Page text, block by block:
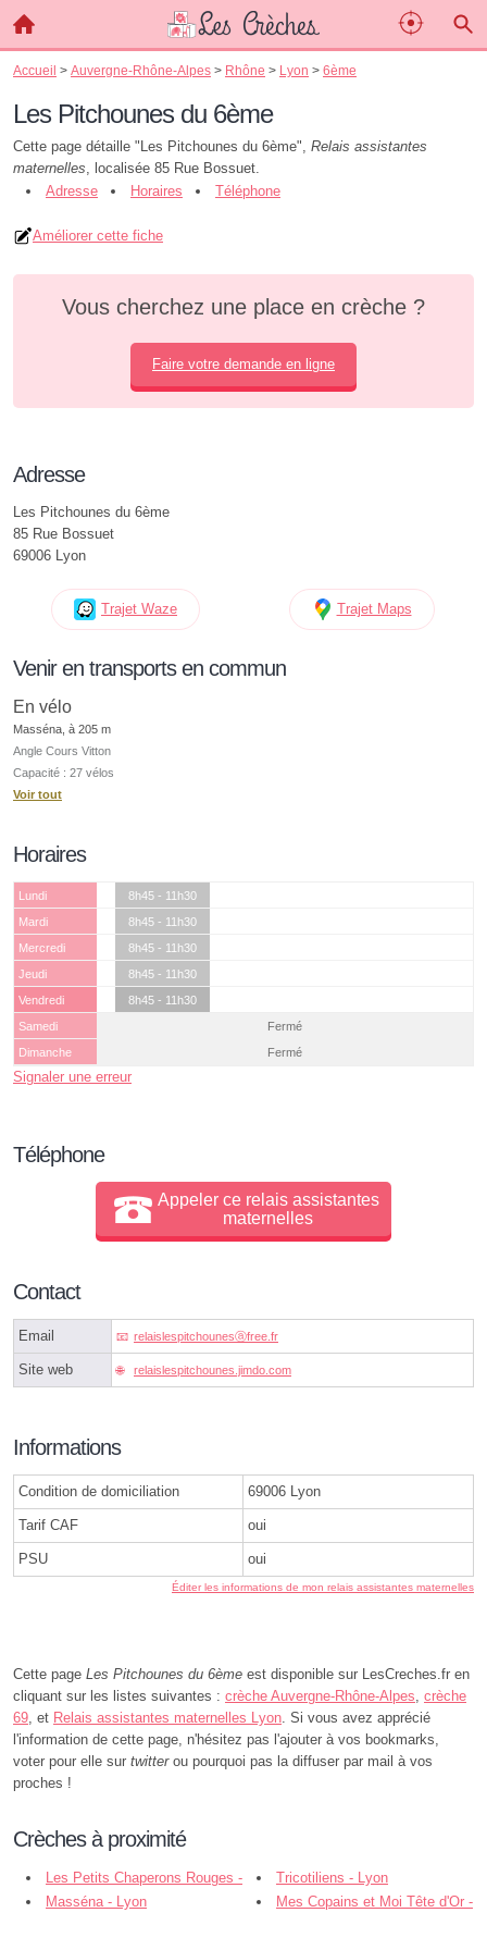
Accueil > Auvergne-Rhône-Alpes > Rhône > Lyon > 6ème
Les Pitchounes du 6ème
Cette page détaille "Les Pitchounes du 6ème", Relais assistantes
maternelles, localisée 85 Rue Bossuet.
Adresse
Horaires Téléphone
Améliorer cette fiche
Vous cherchez une place en crèche ?
Faire votre demande en ligne
Adresse
Les Pitchounes du 6ème
85 Rue Bossuet
69006 Lyon
Trajet Waze Trajet Maps
Venir en transports en commun
En vélo
Masséna, à 205 m
Angle Cours Vitton
Capacité : 27 vélos
Voir tout
Horaires
Lundi
8h45 - 11h30
Mardi
8h45 - 11h30
Mercredi
8h45 - 11h30
Jeudi
8h45 - 11h30
Vendredi
8h45 - 11h30
Samedi
Fermé
Dimanche
Fermé
Signaler une erreur
Téléphone
Appeler ce relais assistantes
maternelles
Contact
Email relaislespitchounesⓐfree.fr
Site web relaislespitchounes.jimdo.com
Informations
Condition de domiciliation 69006 Lyon
Tarif CAF oui
PSU oui
Éditer les informations de mon relais assistantes maternelles
Cette page Les Pitchounes du 6ème est disponible sur LesCreches.fr en
cliquant sur les listes suivantes : crèche Auvergne-Rhône-Alpes, crèche
69, et Relais assistantes maternelles Lyon. Si vous avez apprécié
l'information de cette page, n'hésitez pas l'ajouter à vos bookmarks,
voter pour elle sur twitterou pourquoi pas la diffuser par mail à vos
proches !
Crèches à proximité
Les Petits Chaperons Rouges -
Lyon
Tricotiliens - Lyon
Masséna - Lyon
Mes Copains et Moi Tête d'Or -